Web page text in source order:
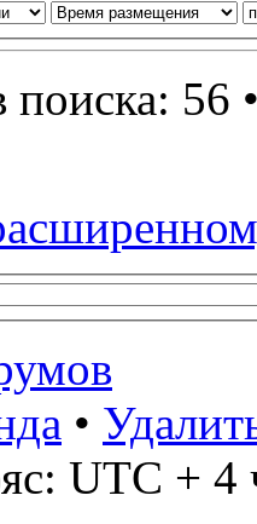
поиска: 56
•
UTC + 4